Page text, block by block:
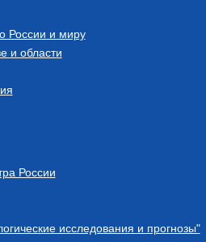
России и миру
и области
России
исследования и прогнозы"